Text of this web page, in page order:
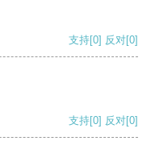
支持[0] 反对[0]
支持[0] 反对[0]